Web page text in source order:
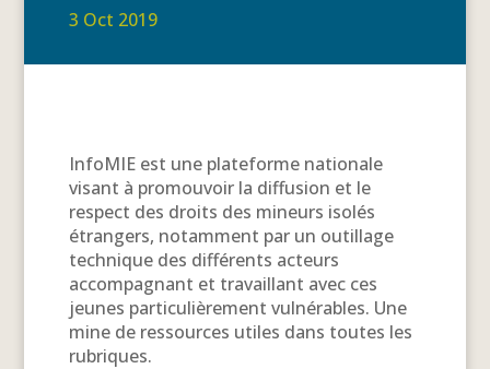
3 Oct 2019
InfoMIE est une plateforme nationale
visant à promouvoir la diffusion et le
respect des droits des mineurs isolés
étrangers, notamment par un outillage
technique des différents acteurs
accompagnant et travaillant avec ces
jeunes particulièrement vulnérables. Une
mine de ressources utiles dans toutes les
rubriques.